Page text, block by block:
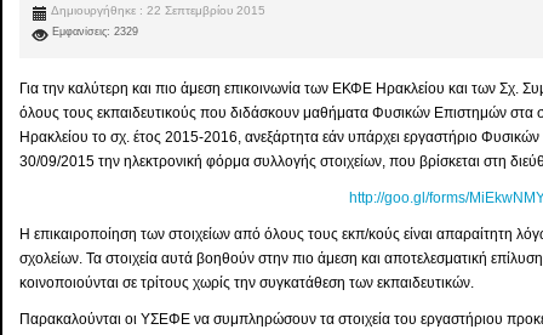
Δημιουργήθηκε : 22 Σεπτεμβρίου 2015
Εμφανίσεις: 2329
Για την καλύτερη και πιο άμεση επικοινωνία των ΕΚΦΕ Ηρακλείου και των Σχ.
όλους τους εκπαιδευτικούς που διδάσκουν μαθήματα Φυσικών Επιστημών
Ηρακλείου το σχ. έτος 2015-2016, ανεξάρτητα εάν υπάρχει εργαστήριο
30/09/2015 την ηλεκτρονική φόρμα συλλογής στοιχείων, που βρίσκεται στη
http://goo.gl /forms/
Η επικαιροποίηση των στοιχείων από όλους τους εκπ/κούς είναι απαραίτητη
σχολείων. Τα στοιχεία αυτά βοηθούν στην πιο άμεση και αποτελεσματική
κοινοποιούνται σε τρίτους χωρίς την συγκατάθεση των εκπαιδευτικών.
Παρακαλούνται οι ΥΣΕΦΕ να συμπληρώσουν τα στοιχεία του εργαστήριου